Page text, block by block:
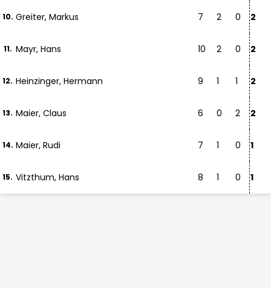
10. Greiter, Markus 7 2 0 2
11. Mayr, Hans 10 2 0 2
12. Heinzinger, Hermann 9 1 1 2
13. Maier, Claus 6 0 2 2
14. Maier, Rudi 7 1 0 1
15. Vitzthum, Hans 8 1 0 1